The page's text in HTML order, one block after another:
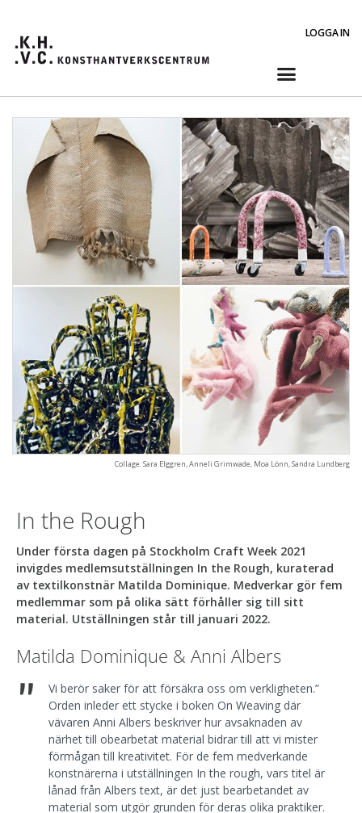
LOGGA IN
Collage: Sara Elggren, Anneli Grimwade, Moa Lönn, Sandra Lundberg
In the Rough
Under första dagen på Stockholm Craft Week 2021
invigdes medlemsutställningen In the Rough, kuraterad
av textilkonstnär Matilda Dominique. Medverkar gör fem
medlemmar som på olika sätt förhåller sig till sitt
material. Utställningen står till januari 2022.
Matilda Dominique & Anni Albers
"
Vi berör saker för att försäkra oss om verkligheten.”
Orden inleder ett stycke i boken On Weaving där
vävaren Anni Albers beskriver hur avsaknaden av
närhet till obearbetat material bidrar till att vi mister
förmågan till kreativitet. För de fem medverkande
konstnärerna i utställningen In the rough, vars titel är
lånad från Albers text, är det just bearbetandet av
material som utgör grunden för deras olika praktiker.